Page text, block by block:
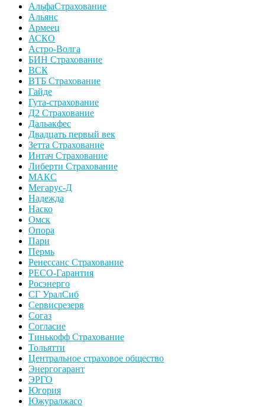
АльфаСтрахование
Альянс
Армеец
АСКО
Астро-Волга
БИН Страхование
ВСК
ВТБ Страхование
Гайде
Гута-страхование
Д2 Страхование
Дальакфес
Двадцать первый век
Зетта Страхование
Интач Страхование
Либерти Страхование
МАКС
Мегарус-Д
Надежда
Наско
Омск
Опора
Пари
Пермь
Ренессанс Страхование
РЕСО-Гарантия
Росэнерго
СГ УралСиб
Сервисрезерв
Согаз
Согласие
Тинькофф Страхование
Тольятти
Центральное страховое общество
Энергогарант
ЭРГО
Югория
Южуралжасо